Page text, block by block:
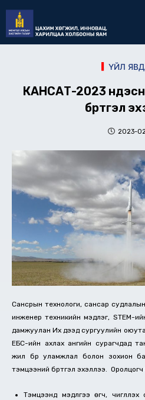
content
ҮЙЛ
КАНСАТ-2023
бүртгэл
2023-
Сансрын технологи, сансар судлалын
инженер техникийн мэдлэг, STEM-
дамжуулан Их дээд сургуулийн
ЕБС-ийн ахлах ангийн сурагчдад
жил бүр уламжлал болон зохион
тэмцээний бүртгэл эхэллээ.
Тэмцээнд мэдүүлгээ өгч,